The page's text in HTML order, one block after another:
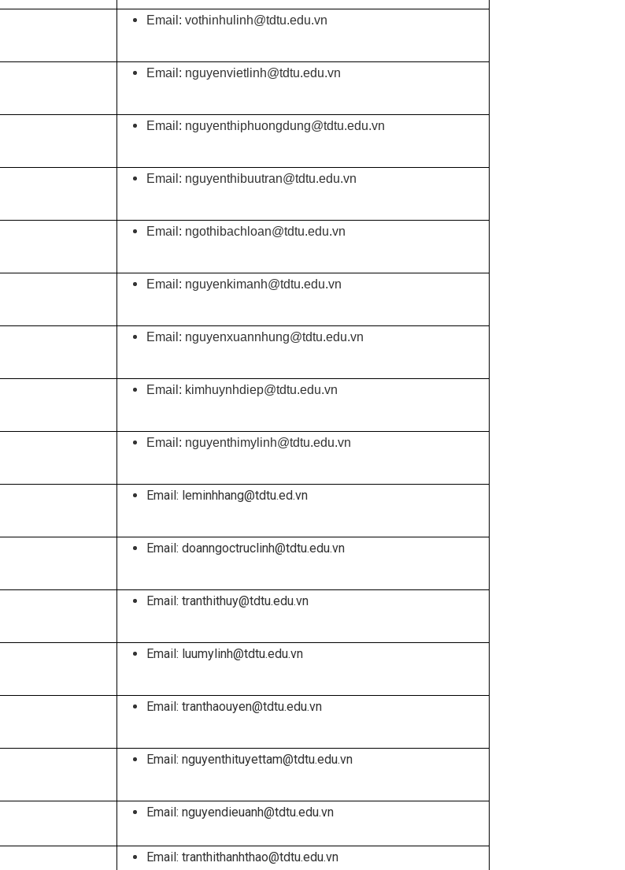
Email: vothinhulinh@tdtu.edu.vn
Email: nguyenvietlinh@tdtu.edu.vn
Email: nguyenthiphuongdung@tdtu.edu.vn
Email: nguyenthibuutran@tdtu.edu.vn
Email: ngothibachloan@tdtu.edu.vn
Email: nguyenkimanh@tdtu.edu.vn
Email: nguyenxuannhung@tdtu.edu.vn
Email: kimhuynhdiep@tdtu.edu.vn
Email: nguyenthimylinh@tdtu.edu.vn
Email: leminhhang@tdtu.ed.vn
Email: doanngoctruclinh@tdtu.edu.vn
Email: tranthithuy@tdtu.edu.vn
Email: luumylinh@tdtu.edu.vn
Email: tranthaouyen@tdtu.edu.vn
Email: nguyenthituyettam@tdtu.edu.vn
Email: nguyendieuanh@tdtu.edu.vn
Email: tranthithanhthao@tdtu.edu.vn